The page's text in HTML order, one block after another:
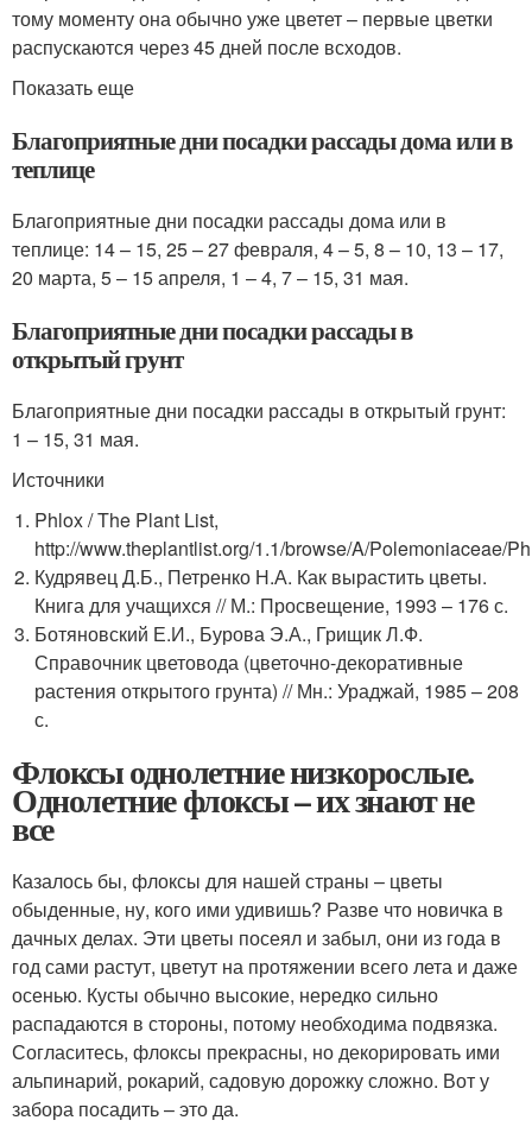
тому моменту она обычно уже цветет – первые цветки
распускаются через 45 дней после всходов.
Показать еще
Благоприятные дни посадки рассады дома или в
теплице
Благоприятные дни посадки рассады дома или в
теплице: 14 – 15, 25 – 27 февраля, 4 – 5, 8 – 10, 13 – 17,
20 марта, 5 – 15 апреля, 1 – 4, 7 – 15, 31 мая.
Благоприятные дни посадки рассады в
открытый грунт
Благоприятные дни посадки рассады в открытый грунт:
1 – 15, 31 мая.
Источники
Phlox / The Plant List,
http://www.theplantlist.org/1.1/browse/A/Polemoniaceae/
Кудрявец Д.Б., Петренко Н.А. Как вырастить цветы.
Книга для учащихся // М.: Просвещение, 1993 – 176 с.
Ботяновский Е.И., Бурова Э.А., Грищик Л.Ф.
Справочник цветовода (цветочно-декоративные
растения открытого грунта) // Мн.: Ураджай, 1985 – 208
с.
Флоксы однолетние низкорослые.
Однолетние флоксы – их знают не
все
Казалось бы, флоксы для нашей страны – цветы
обыденные, ну, кого ими удивишь? Разве что новичка в
дачных делах. Эти цветы посеял и забыл, они из года в
год сами растут, цветут на протяжении всего лета и даже
осенью. Кусты обычно высокие, нередко сильно
распадаются в стороны, потому необходима подвязка.
Согласитесь, флоксы прекрасны, но декорировать ими
альпинарий, рокарий, садовую дорожку сложно. Вот у
забора посадить – это да.